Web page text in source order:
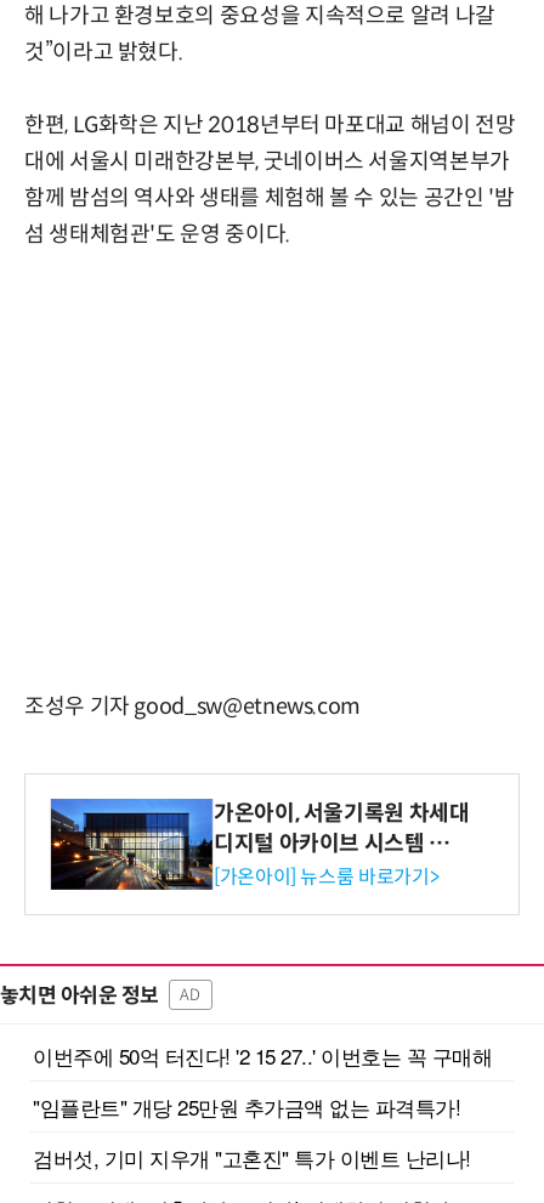
해 나가고 환경보호의 중요성을 지속적으로 알려 나갈
것”이라고 밝혔다.
한편, LG화학은 지난 2018년부터 마포대교 해넘이 전망
대에 서울시 미래한강본부, 굿네이버스 서울지역본부가
함께 밤섬의 역사와 생태를 체험해 볼 수 있는 공간인 '밤
섬 생태체험관'도 운영 중이다.
조성우 기자 good_sw@etnews.com
가온아이, 서울기록원 차세대
디지털 아카이브 시스템 구축
수행
[가온아이] 뉴스룸 바로가기>
놓치면 아쉬운 정보 AD